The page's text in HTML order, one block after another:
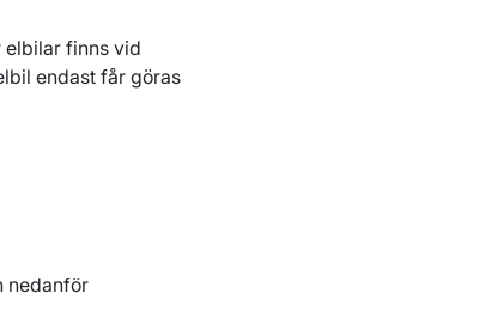
elbilar finns vid
endast får göras
nedanför